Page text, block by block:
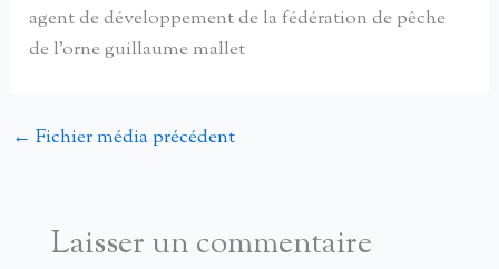
agent de développement de la fédération de pêche
de l’orne guillaume mallet
← Fichier média précédent
Laisser un commentaire